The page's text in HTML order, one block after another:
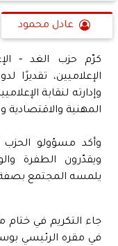
عادل محمود
كرّم حزب الغد ‐
الإعلاميين، تقديرًا
وإدارته لنقابة
المهنية والاقتصادية
وأكد مسؤولو الحزب
ويقدّرون الطفرة
يلمسه المجتمع
جاء التكريم في ختام
في مقره الرئيسي